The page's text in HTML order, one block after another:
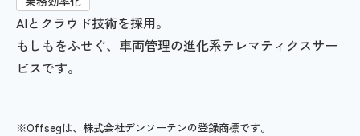
AIとクラウド技術を採用。
もしもをふせぐ、車両管理の進化系テレマティクスサー
ビスです。
※Offsegは、株式会社デンソーテンの登録商標です。